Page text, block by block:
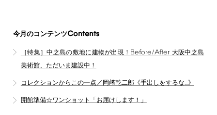
今月のコンテンツContents
［特集］中之島の敷地に建物が出現！ Before/After 大阪中之島
美術館、ただいま建設中！
コレクションからこの一点／岡﨑乾二郎《手出しをするな…》
開館準備☆ワンショット「お届けします！」